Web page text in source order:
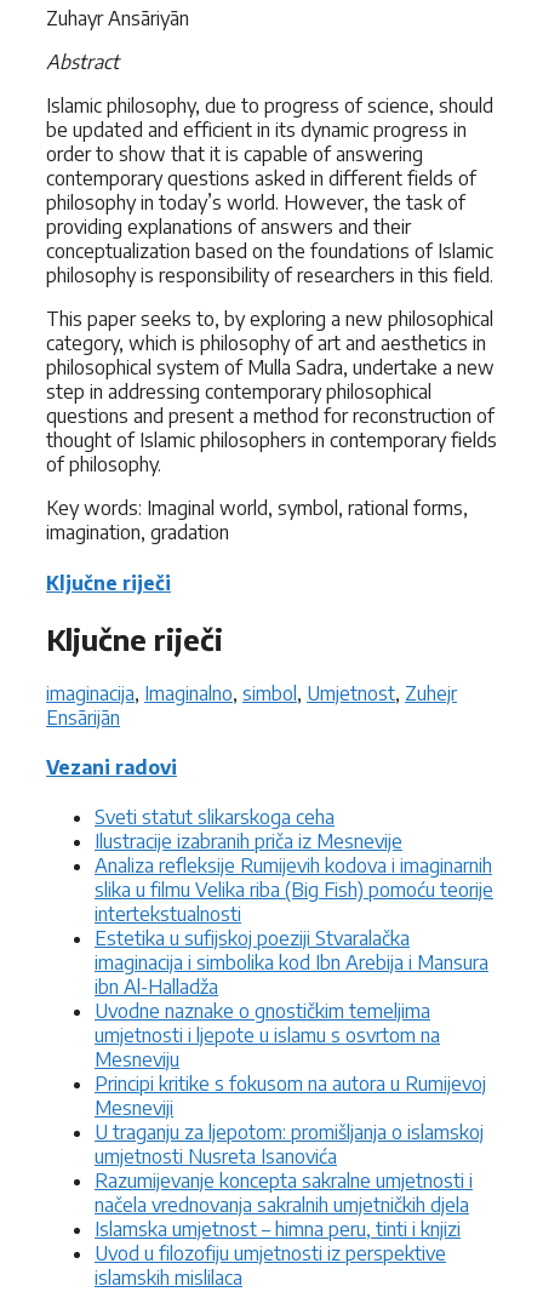
Zuhayr Ansāriyān
Abstract
Islamic philosophy, due to progress of science, should
be updated and efficient in its dynamic progress in
order to show that it is capable of answering
contemporary questions asked in different fields of
philosophy in today’s world. However, the task of
providing explanations of answers and their
conceptualization based on the foundations of Islamic
philosophy is responsibility of researchers in this field.
This paper seeks to, by exploring a new philosophical
category, which is philosophy of art and aesthetics in
philosophical system of Mulla Sadra, undertake a new
step in addressing contemporary philosophical
questions and present a method for reconstruction of
thought of Islamic philosophers in contemporary fields
of philosophy.
Key words: Imaginal world, symbol, rational forms,
imagination, gradation
Ključne riječi
Ključne riječi
imaginacija, Imaginalno, simbol, Umjetnost, Zuhejr
Ensārijān
Vezani radovi
Sveti statut slikarskoga ceha
Ilustracije izabranih priča iz Mesnevije
Analiza refleksije Rumijevih kodova i imaginarnih
slika u filmu Velika riba (Big Fish) pomoću teorije
intertekstualnosti
Estetika u sufijskoj poeziji Stvaralačka
imaginacija i simbolika kod Ibn Arebija i Mansura
ibn Al-Halladža
Uvodne naznake o gnostičkim temeljima
umjetnosti i ljepote u islamu s osvrtom na
Mesneviju
Principi kritike s fokusom na autora u Rumijevoj
Mesneviji
U traganju za ljepotom: promišljanja o islamskoj
umjetnosti Nusreta Isanovića
Razumijevanje koncepta sakralne umjetnosti i
načela vrednovanja sakralnih umjetničkih djela
Islamska umjetnost – himna peru, tinti i knjizi
Uvod u filozofiju umjetnosti iz perspektive
islamskih mislilaca